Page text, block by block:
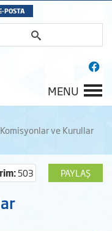
POSTA
MENU
Komisyonlar ve Kurullar
PAYLAŞ
503